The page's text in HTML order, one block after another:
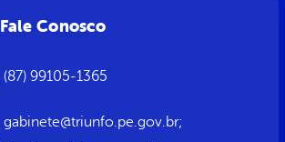
Fale Conosco
(87) 99105-1365
gabinete@triunfo.pe.gov.br;